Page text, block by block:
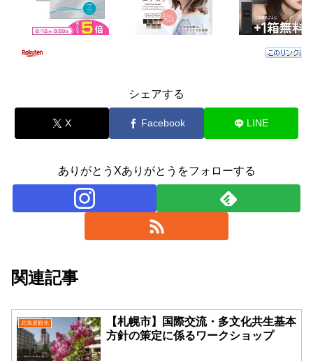
シェアする
X Facebook LINE
ありがとうXありがとうをフォローする
関連記事
北海道観光
【札幌市】国際交流・多文化共生基本
方針の策定に係るワークショップ